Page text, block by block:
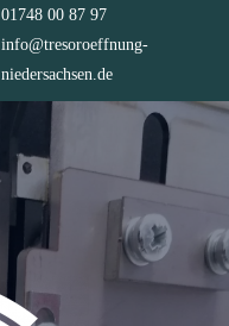
01748 00 87 97
info@tresoroeffnung-
niedersachsen.de